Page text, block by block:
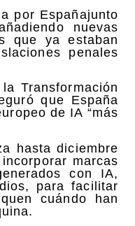
por Españajunto
nuevas
que ya estaban
penales
Transformación
que España
de IA “más
hasta diciembre
marcas
con IA,
para facilitar
cuándo han